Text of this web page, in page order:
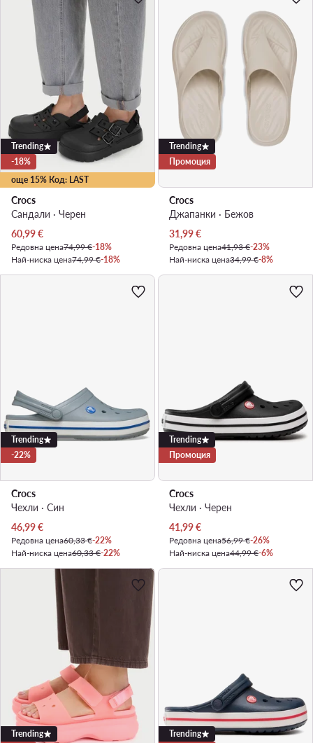
още 15% Код: LAST
Trending
-18%
Crocs
Сандали · Черен
Актуална цена
60,99€
Редовна цена74,99 €-18%
Най-ниска цена74,99 €-18%
Trending
Промоция
Crocs
Джапанки · Бежов
Актуална цена
31,99€
Редовна цена41,93 €-23%
Най-ниска цена34,99 €-8%
Trending
-22%
Crocs
Чехли · Син
Актуална цена
46,99€
Редовна цена60,33 €-22%
Най-ниска цена60,33 €-22%
Trending
Промоция
Crocs
Чехли · Черен
Актуална цена
41,99€
Редовна цена56,99 €-26%
Най-ниска цена44,99 €-6%
Trending
Trending